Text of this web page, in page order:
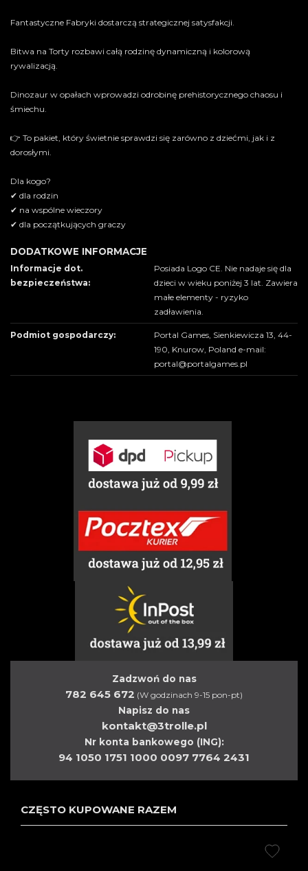
Fantastyczne Fabryki dostarczą strategicznej satysfakcji.
Bitwa na Torty rozbawi całą rodzinę dynamiczną i kolorową
rywalizacją.
Dinozaur w opałach wprowadzi odrobinę prehistorycznego chaosu i
śmiechu.
👉 To pakiet, który świetnie sprawdzi się zarówno z dziećmi, jak i z
dorosłymi.
Dla kogo?
✔ dla rodzin
✔ na wspólne wieczory
✔ dla początkujących graczy
DODATKOWE INFORMACJE
Informacje dot.
bezpieczeństwa:
Posiada Logo CE. Nie nadaje się dla
dzieci w wieku poniżej 3 lat. Zawiera
małe elementy - ryzyko
zadławienia.
Podmiot gospodarczy:
Portal Games, Sienkiewicza 13, 44-
190, Knurow, Poland e-mail:
portal@portalgames.pl
Zadzwoń do nas
782 645 672 (W godzinach 9-15 pon-pt)
Napisz do nas
kontakt@3trolle.pl
Nr konta bankowego (ING):
94 1050 1751 1000 0097 7764 2431
CZĘSTO KUPOWANE RAZEM